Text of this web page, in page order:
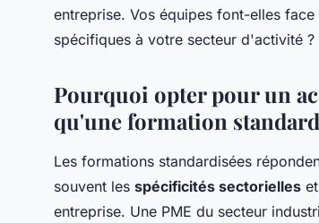
entreprise. Vos équipes font-elles
spécifiques à votre secteur d'activité ?
Pourquoi opter pour un
qu'une formation
Les formations standardisées
souvent les spécificités sectorielles
entreprise. Une PME du secteur